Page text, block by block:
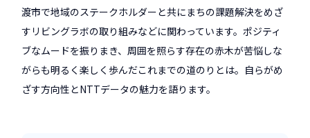
渡市で地域のステークホルダーと共にまちの課題解決をめざ
すリビングラボの取り組みなどに関わっています。ポジティ
ブなムードを振りまき、周囲を照らす存在の赤木が苦悩しな
がらも明るく楽しく歩んだこれまでの道のりとは。自らがめ
ざす方向性とNTTデータの魅力を語ります。